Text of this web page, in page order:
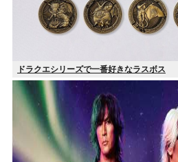
ドラクエシリーズで一番好きなラスボス